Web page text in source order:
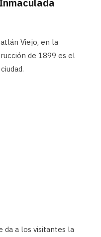
Viejo, en la
de 1899 es el
a los visitantes la